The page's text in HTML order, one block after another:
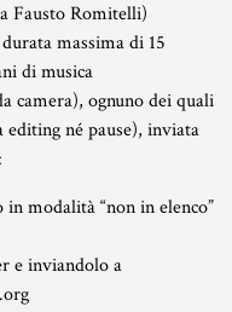
Fausto Romitelli)
massima di 15
di musica
camera), ognuno dei quali
né pause), inviata
modalità “non in elenco”
e inviandolo a